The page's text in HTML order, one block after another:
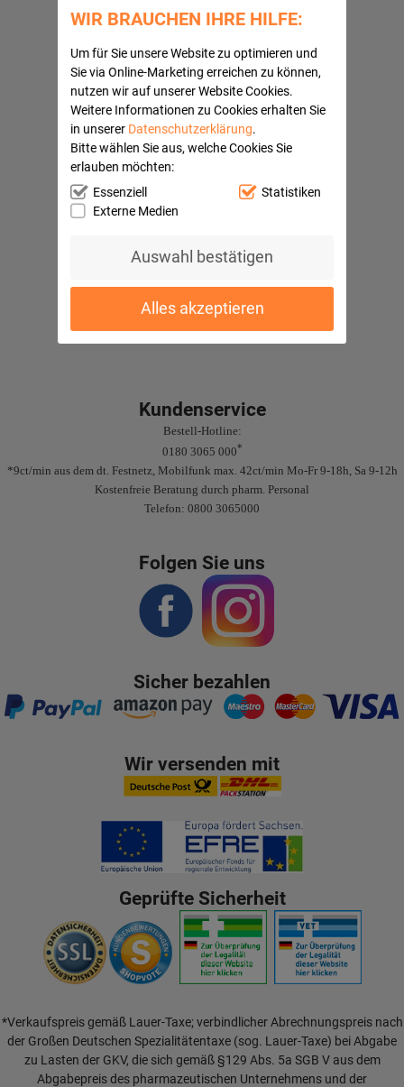
WIR BRAUCHEN IHRE HILFE:
Um für Sie unsere Website zu optimieren und
Sie via Online-Marketing erreichen zu können,
nutzen wir auf unserer Website Cookies.
Weitere Informationen zu Cookies erhalten Sie
in unserer Datenschutzerklärung.
Bitte wählen Sie aus, welche Cookies Sie
erlauben möchten:
Essenziell
Statistiken
Externe Medien
Auswahl bestätigen
Alles akzeptieren
Häufige Fragen
Versandkosten
Kundenbewertungen
Quick Navi:
Partnerprogramme
AGB
Datenschutz
Widerrufsbelehrung
Barrierefreiheitserklärung
Sichere Bezahlung
Gute Bewertungen
Kundenservice
Bestell-Hotline:
0180 3065 000*
*9ct/min aus dem dt. Festnetz, Mobilfunk max. 42ct/min Mo-Fr 9-18h, Sa 9-12h
Kostenfreie Beratung durch pharm. Personal
Telefon: 0800 3065000
Folgen Sie uns
Sicher bezahlen
Wir versenden mit
Geprüfte Sicherheit
*Verkaufspreis gemäß Lauer-Taxe; verbindlicher Abrechnungspreis nach
der Großen Deutschen Spezialitätentaxe (sog. Lauer-Taxe) bei Abgabe
zu Lasten der GKV, die sich gemäß §129 Abs. 5a SGB V aus dem
Abgabepreis des pharmazeutischen Unternehmens und der